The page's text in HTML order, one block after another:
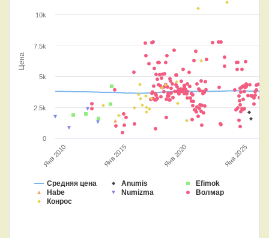
Цена
Средняя цена Anumis
Efimok
Habe
Numizma
Волмар
Конрос
Янв 2010 Янв 2015 Янв 2020 Янв 2025
0
2.5k
5k
7.5k
10k